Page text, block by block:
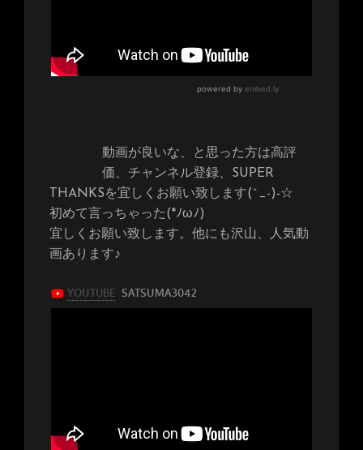
動画が良いな、と思った方は高評
価、チャンネル登録、SUPER
THANKSを宜しくお願い致します(^_-)-☆
初めて言っちゃった(*ﾉωﾉ)
宜しくお願い致します。他にも沢山、人気動
画あります♪